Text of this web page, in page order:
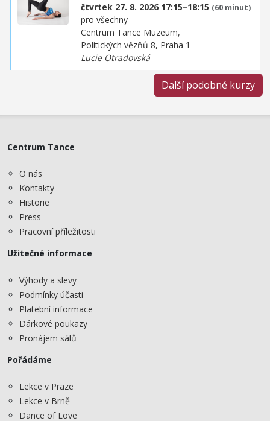
čtvrtek 27. 8. 2026 17:15–18:15 (60 minut)
pro všechny
Centrum Tance Muzeum,
Politických vězňů 8, Praha 1
Lucie Otradovská
Další podobné kurzy
Centrum Tance
O nás
Kontakty
Historie
Press
Pracovní příležitosti
Užitečné informace
Výhody a slevy
Podmínky účasti
Platební informace
Dárkové poukazy
Pronájem sálů
Pořádáme
Lekce v Praze
Lekce v Brně
Dance of Love